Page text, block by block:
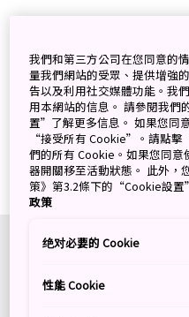
報，追蹤其一路往北的開花盛
染井吉野櫻是最常見的樹種
錯過優雅的枝垂櫻，它們是
2026 年櫻花開花
* 初開日期
我們和第三方公司在您同意的
量我們網站的受眾、提供增強
告以及利用社交媒體功能。我
用本網站的信息。 請參閱我
置”了解更多信息。 如果您同
“接受所有 Cookie”。請點
們的所有 Cookie。如果您同
器開關移至活動狀態。 此外，
策》第3.2條下的“Cookie設置
政策
绝对必要的 Cookie
性能 Cookie